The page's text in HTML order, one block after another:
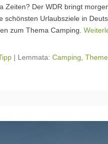
Zeiten? Der WDR bringt
schönsten Urlaubsziele in
zum Thema Camping.
| Lemmata: Camping